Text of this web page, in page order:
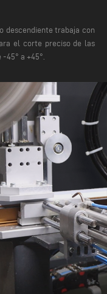
descendiente trabaja con
el corte preciso de las
45° a +45°.